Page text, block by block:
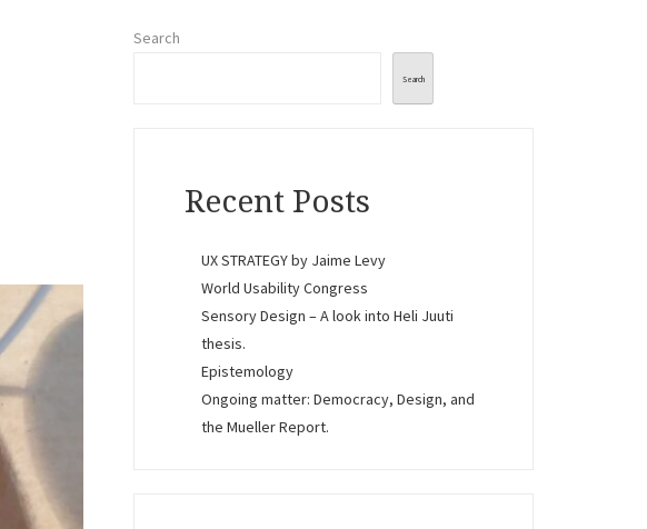
Search
Search
Recent Posts
UX STRATEGY by Jaime Levy
World Usability Congress
Sensory Design – A look into Heli Juuti
thesis.
Epistemology
Ongoing matter: Democracy, Design, and
the Mueller Report.